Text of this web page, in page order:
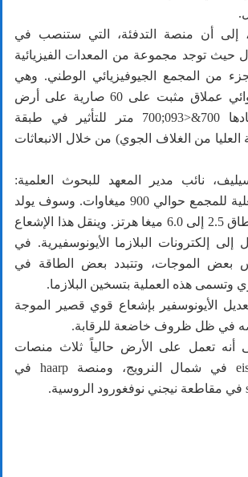
إلى أن منصة التدفئة، التي ستنصب في
حيث توجد مجموعة من المعدات الفيزيائية
من المجمع الجيوفيزيائي الوطني. وهي
عبارة عن حقل هوائي عملاق مثبت على 60 صارية على أرض
مربعة الشكل أبعادها 700&<093;700 متر للتأثير في طبقة
العليا من الغلاف الجوي) من خلال الانبعاثات
نائب مدير المعهد للبحوث العلمية:
ستكون القدرة الفعلية للمجمع حوالي 900 ميغاوات. وسوف يولد
موجات راديو في نطاق 2.5 إلى 6.0 ميغا هرتز. وينقل هذا الإشعاع
إلكترونات البلازما الأيونوسفيرية. في
بعض الموجات، وتتبدد بعض الطاقة في
وتسمى هذه العملية بتسخين البلازما.
الأيونوسفير بإشعاع قوي قصير الموجة
في ظل ظروف خاضعة للرقابة.
أنه تعمل على الأرض حالياً ثلاث منصات
تدفئة- eiscat-heating في شمال النرويج، ومنصة haarp في